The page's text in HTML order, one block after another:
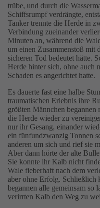
trübe, und durch die
Schiffsrumpf verdrängte,
Tanker trennte die Herde in
Verbindung zueinander
Minuten an, während die
um einen Zusammenstoß mit
sicheren Tod bedeutet hätte.
Herde hinter sich, ohne auch
Schaden es angerichtet hatte.
Es dauerte fast eine halbe
traumatischen Erlebnis ihre
größten Männchen begannen
die Herde wieder zu
nur ihr Gesang, einander
ein fünfundzwanzig Tonnen
anderen um sich und rief sie
Aber dann hörte der alte
Sie konnte ihr Kalb nicht
Wale fieberhaft nach dem
aber ohne Erfolg. Schließlich
begannen alle gemeinsam so
verirrten Kalb den Weg zu